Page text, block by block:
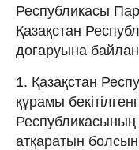
Республикасы
Қазақстан
доғаруына
1. Қазақстан
құрамы
Республикасының
атқаратын